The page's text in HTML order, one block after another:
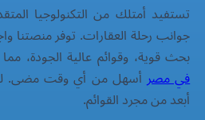
تستفيد أمتلك من التكنولوجيا
جوانب رحلة العقارات. توفر منصتنا
بحث قوية، وقوائم عالية الجودة،
في مصرأسهل من أي وقت مضى. لكن
أبعد من مجرد القوائم.